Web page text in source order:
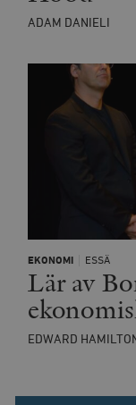
ADAM DANIELI
EKONOMI ESSÄ
Lär av
EDWARD